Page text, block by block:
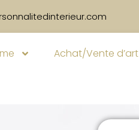
Achat/Vente d’art